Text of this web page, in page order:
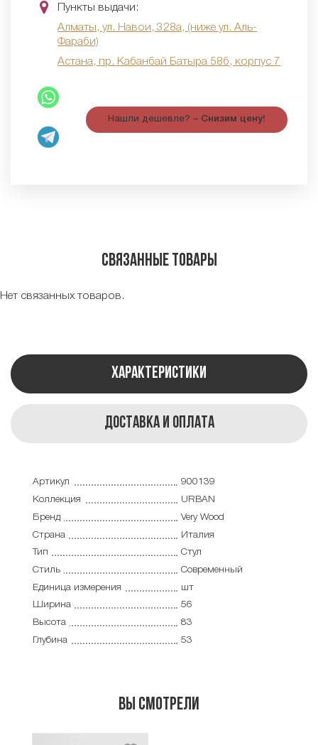
Пункты выдачи:
Алматы, ул. Навои, 328а, (ниже ул. Аль-
Фараби)
Астана, пр. Кабанбай Батыра 58б, корпус 7
Нашли дешевле? – Снизим цену!
Связанные товары
Нет связанных товаров.
Характеристики
Доставка и оплата
Артикул
900139
Коллекция
URBAN
Бренд
Very Wood
Страна
Италия
Тип
Стул
Стиль
Современный
Единица измерения
шт
Ширина
56
Высота
83
Глубина
53
Вы смотрели